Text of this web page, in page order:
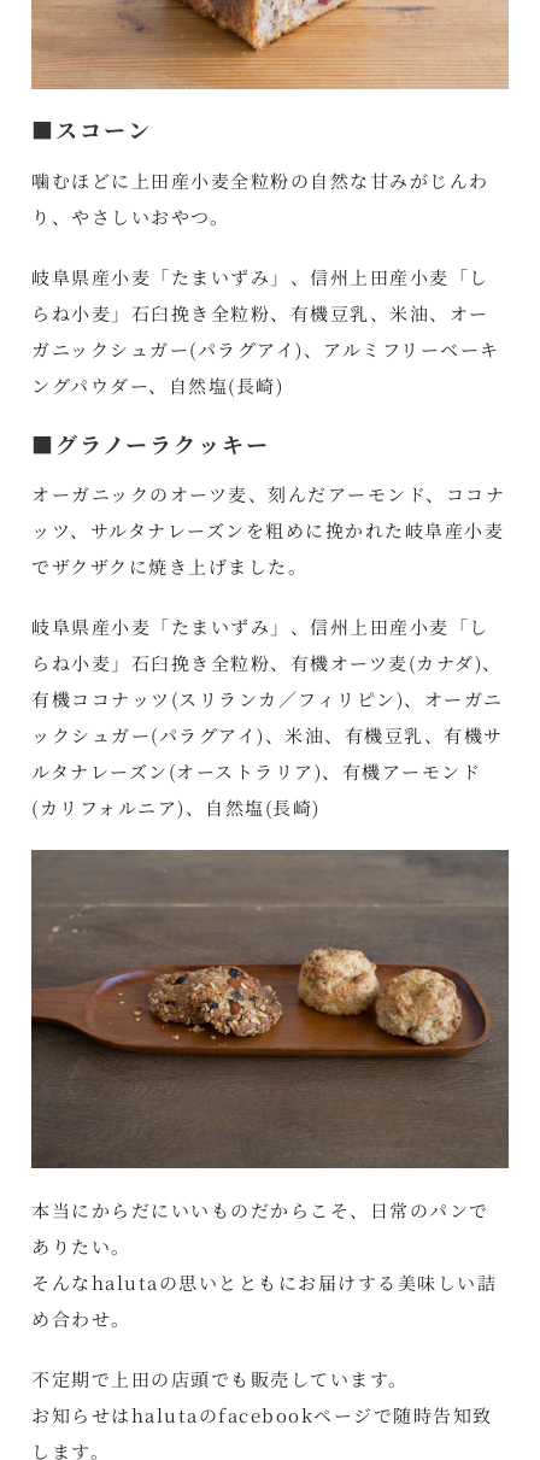
■スコーン
噛むほどに上田産小麦全粒粉の自然な甘みがじんわ
り、やさしいおやつ。
岐阜県産小麦「たまいずみ」、信州上田産小麦「し
らね小麦」石臼挽き全粒粉、有機豆乳、米油、オー
ガニックシュガー(パラグアイ)、アルミフリーベーキ
ングパウダー、自然塩(長崎)
■グラノーラクッキー
オーガニックのオーツ麦、刻んだアーモンド、ココナ
ッツ、サルタナレーズンを粗めに挽かれた岐阜産小麦
でザクザクに焼き上げました。
岐阜県産小麦「たまいずみ」、信州上田産小麦「し
らね小麦」石臼挽き全粒粉、有機オーツ麦(カナダ)、
有機ココナッツ(スリランカ／フィリピン)、オーガニ
ックシュガー(パラグアイ)、米油、有機豆乳、有機サ
ルタナレーズン(オーストラリア)、有機アーモンド
(カリフォルニア)、自然塩(長崎)
本当にからだにいいものだからこそ、日常のパンで
ありたい。
そんなhalutaの思いとともにお届けする美味しい詰
め合わせ。
不定期で上田の店頭でも販売しています。
お知らせはhalutaのfacebookページで随時告知致
します。